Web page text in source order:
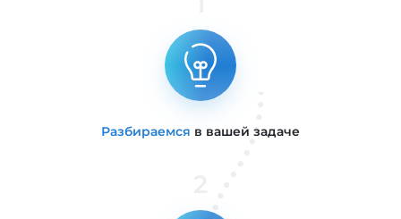
Разбираемся в вашей задаче